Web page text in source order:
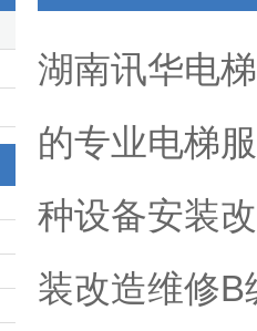
湖南讯华电
的专业电梯
种设备安装
装改造维修